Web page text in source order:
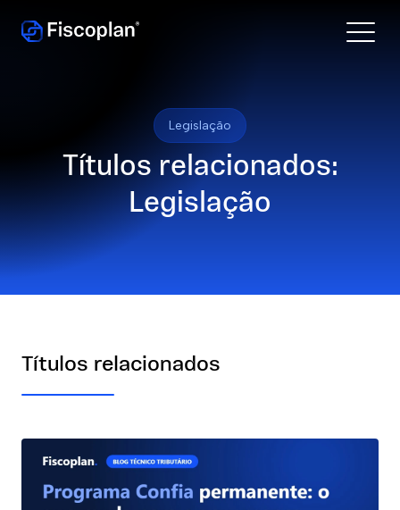
Legislação
Títulos relacionados:
Legislação
Títulos relacionados